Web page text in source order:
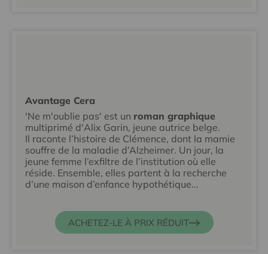
Avantage Cera
'Ne m'oublie pas' est un roman graphique
multiprimé d'Alix Garin, jeune autrice belge.
Il raconte l’histoire de Clémence, dont la mamie
souffre de la maladie d’Alzheimer. Un jour, la
jeune femme l’exfiltre de l’institution où elle
réside. Ensemble, elles partent à la recherche
d’une maison d’enfance hypothétique...
ACHETEZ-LE À PRIX RÉDUIT